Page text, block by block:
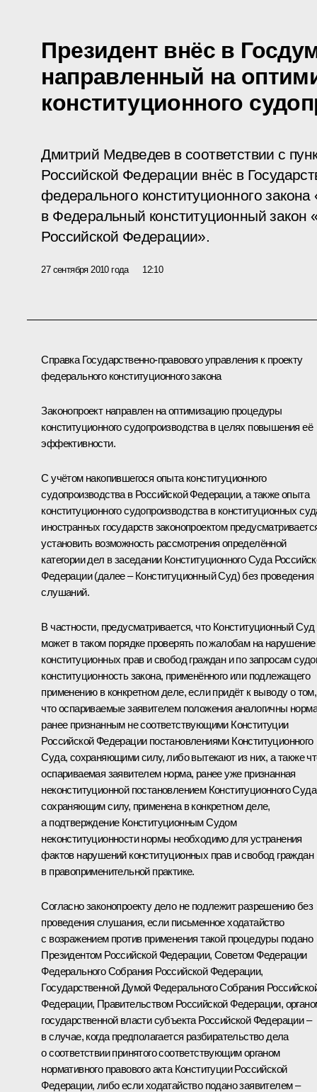
Президент внёс в
направленный на
конституционного
Дмитрий Медведев в соответствии с
Российской Федерации внёс в
федерального конституционного
в Федеральный конституционный закон
Российской Федерации».
27 сентября 2010 года 12:10
Справка Государственно-правового управления к проекту
федерального конституционного закона
Законопроект направлен на оптимизацию процедуры
конституционного судопроизводства в целях повышения её
эффективности.
С учётом накопившегося опыта конституционного
судопроизводства в Российской Федерации, а также опыта
конституционного судопроизводства в конституционных
иностранных государств законопроектом
установить возможность рассмотрения определённой
категории дел в заседании Конституционного Суда
Федерации (далее – Конституционный Суд) без проведения
слушаний.
В частности, предусматривается, что Конституционный Суд
может в таком порядке проверять по жалобам на нарушение
конституционных прав и свобод граждан и по запросам
конституционность закона, применённого или подлежащего
применению в конкретном деле, если придёт к выводу о том,
что оспариваемые заявителем положения аналогичны
ранее признанным не соответствующими Конституции
Российской Федерации постановлениями Конституционного
Суда, сохраняющими силу, либо вытекают из них, а также
оспариваемая заявителем норма, ранее уже признанная
неконституционной постановлением Конституционного
сохраняющим силу, применена в конкретном деле,
а подтверждение Конституционным Судом
неконституционности нормы необходимо для устранения
фактов нарушений конституционных прав и свобод граждан
в правоприменительной практике.
Согласно законопроекту дело не подлежит разрешению без
проведения слушания, если письменное ходатайство
с возражением против применения такой процедуры подано
Президентом Российской Федерации, Советом Федерации
Федерального Собрания Российской Федерации,
Государственной Думой Федерального Собрания
Федерации, Правительством Российской Федерации,
государственной власти субъекта Российской Федерации –
в случае, когда предполагается разбирательство дела
о соответствии принятого соответствующим органом
нормативного правового акта Конституции Российской
Федерации, либо если ходатайство подано заявителем –